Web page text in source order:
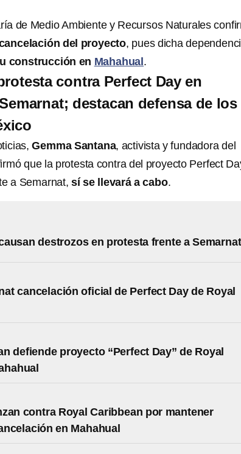
de Medio Ambiente y Recursos Naturales
del proyecto, pues dicha
construcción en Mahahual .
contra Perfect Day en
destacan defensa de los
Gemma Santana, activista y fundadora del
que la protesta contra del proyecto Perfect
a Semarnat,sí se llevará a cabo.
destrozos en protesta frente a Semarnat
cancelación oficial de Perfect Day de Royal
defiende proyecto “Perfect Day” de Royal
contra Royal Caribbean por mantener
en Mahahual